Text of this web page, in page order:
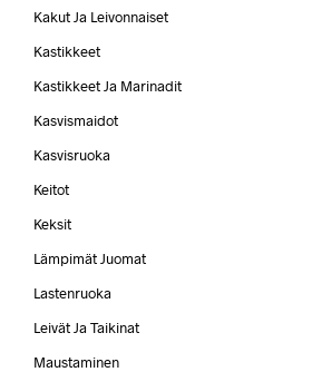
Kakut Ja Leivonnaiset
Kastikkeet
Kastikkeet Ja Marinadit
Kasvismaidot
Kasvisruoka
Keitot
Keksit
Lämpimät Juomat
Lastenruoka
Leivät Ja Taikinat
Maustaminen